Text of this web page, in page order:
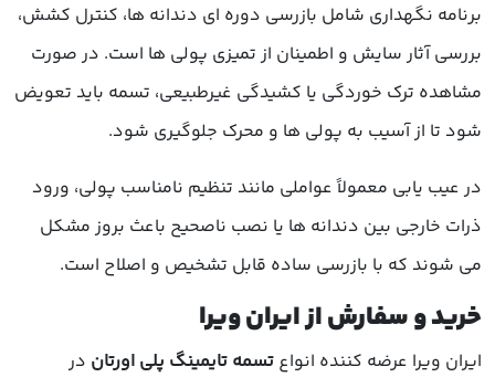
برنامه نگهداری شامل بازرسی دوره ای دندانه ها، کنترل کشش،
بررسی آثار سایش و اطمینان از تمیزی پولی ها است. در صورت
مشاهده ترک خوردگی یا کشیدگی غیرطبیعی، تسمه باید تعویض
شود تا از آسیب به پولی ها و محرک جلوگیری شود.
در عیب یابی معمولاً عواملی مانند تنظیم نامناسب پولی، ورود
ذرات خارجی بین دندانه ها یا نصب ناصحیح باعث بروز مشکل
می شوند که با بازرسی ساده قابل تشخیص و اصلاح است.
خرید و سفارش از ایران ویرا
ایران ویرا عرضه کننده انواع تسمه تایمینگ پلی اورتان در